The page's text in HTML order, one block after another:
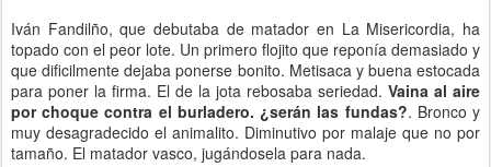
Iván Fandilño, que debutaba de matador en La Misericordia, ha
topado con el peor lote. Un primero flojito que reponía demasiado y
que dificilmente dejaba ponerse bonito. Metisaca y buena estocada
para poner la firma. El de la jota rebosaba seriedad. Vaina al aire
por choque contra el burladero. ¿serán las fundas?. Bronco y
muy desagradecido el animalito. Diminutivo por malaje que no por
tamaño. El matador vasco, jugándosela para nada.